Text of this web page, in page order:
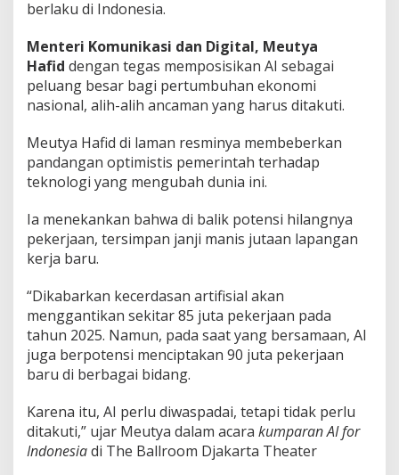
berlaku di Indonesia.
Menteri Komunikasi dan Digital, Meutya
Hafid dengan tegas memposisikan AI sebagai
peluang besar bagi pertumbuhan ekonomi
nasional, alih-alih ancaman yang harus ditakuti.
Meutya Hafid di laman resminya membeberkan
pandangan optimistis pemerintah terhadap
teknologi yang mengubah dunia ini.
Ia menekankan bahwa di balik potensi hilangnya
pekerjaan, tersimpan janji manis jutaan lapangan
kerja baru.
“Dikabarkan kecerdasan artifisial akan
menggantikan sekitar 85 juta pekerjaan pada
tahun 2025. Namun, pada saat yang bersamaan, AI
juga berpotensi menciptakan 90 juta pekerjaan
baru di berbagai bidang.
Karena itu, AI perlu diwaspadai, tetapi tidak perlu
ditakuti,” ujar Meutya dalam acara kumparan AI for
Indonesiadi The Ballroom Djakarta Theater